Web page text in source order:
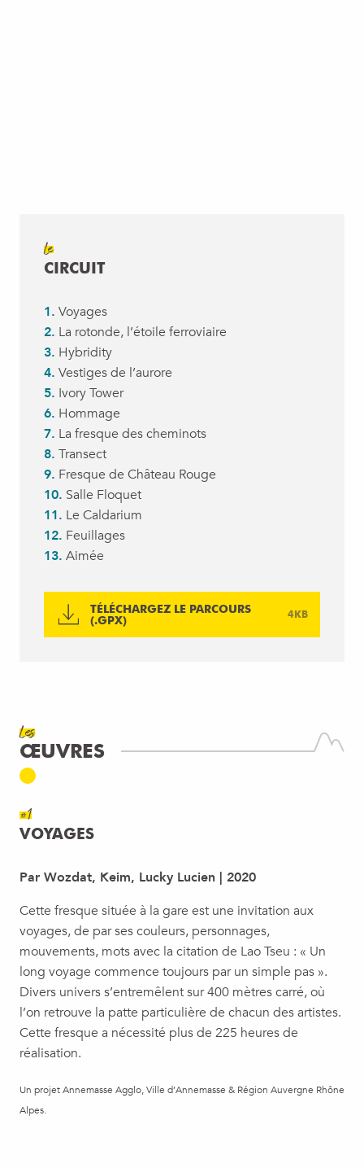
Le
CIRCUIT
1. Voyages
2. La rotonde, l’étoile ferroviaire
3. Hybridity
4. Vestiges de l’aurore
5. Ivory Tower
6. Hommage
7. La fresque des cheminots
8. Transect
9. Fresque de Château Rouge
10. Salle Floquet
11. Le Caldarium
12. Feuillages
13. Aimée
TÉLÉCHARGEZ LE PARCOURS
(.GPX)
4KB
Les
ŒUVRES
#1
VOYAGES
Par Wozdat, Keim, Lucky Lucien | 2020
Cette fresque située à la gare est une invitation aux
voyages, de par ses couleurs, personnages,
mouvements, mots avec la citation de Lao Tseu : « Un
long voyage commence toujours par un simple pas ».
Divers univers s’entremêlent sur 400 mètres carré, où
l’on retrouve la patte particulière de chacun des artistes.
Cette fresque a nécessité plus de 225 heures de
réalisation.
Un projet Annemasse Agglo, Ville d’Annemasse & Région Auvergne Rhône
Alpes.